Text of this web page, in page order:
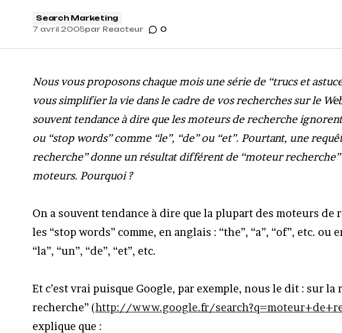
Search Marketing
7 avril 2005par Reacteur 0
Nous vous proposons chaque mois une série de “trucs et
vous simplifier la vie dans le cadre de vos recherches sur le
souvent tendance à dire que les moteurs de recherche
ou “stop words” comme “le”, “de” ou “et”. Pourtant, une
recherche” donne un résultat différent de “moteur
moteurs. Pourquoi ?
On a souvent tendance à dire que la plupart des moteurs de
les “stop words” comme, en anglais : “the”, “a”, “of”, etc. ou
“la”, “un”, “de”, “et”, etc.
Et c’est vrai puisque Google, par exemple, nous le dit : sur la
recherche” (http://www.google.fr/
explique que :